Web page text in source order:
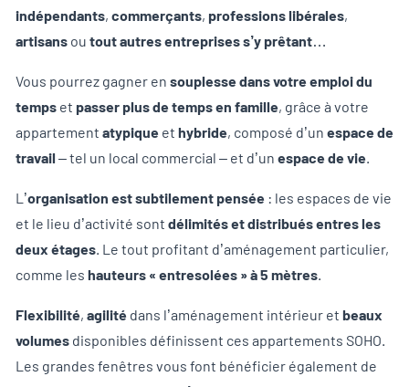
indépendants, commerçants, professions libérales,
artisans ou tout autres entreprises s’y prêtant…
Vous pourrez gagner en souplesse dans votre emploi du
temps et passer plus de temps en famille, grâce à votre
appartement atypique et hybride, composé d’un espace de
travail– tel un local commercial – et d’un espace de vie.
L’organisation est subtilement pensée : les espaces de vie
et le lieu d’activité sont délimités et distribués entres les
deux étages. Le tout profitant d’aménagement particulier,
comme les hauteurs « entresolées » à 5 mètres.
Flexibilité, agilité dans l’aménagement intérieur et beaux
volumes disponibles définissent ces appartements SOHO.
Les grandes fenêtres vous font bénéficier également de